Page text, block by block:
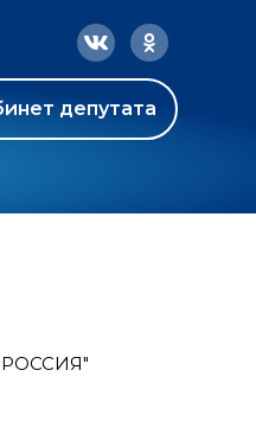
депутата
РОССИЯ"